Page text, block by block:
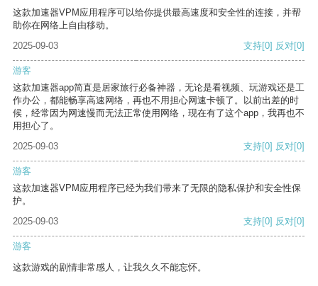
这款加速器VPM应用程序可以给你提供最高速度和安全性的连接，并帮
助你在网络上自由移动。
2025-09-03
支持[0] 反对[0]
游客
这款加速器app简直是居家旅行必备神器，无论是看视频、玩游戏还是工
作办公，都能畅享高速网络，再也不用担心网速卡顿了。以前出差的时
候，经常因为网速慢而无法正常使用网络，现在有了这个app，我再也不
用担心了。
2025-09-03
支持[0] 反对[0]
游客
这款加速器VPM应用程序已经为我们带来了无限的隐私保护和安全性保
护。
2025-09-03
支持[0] 反对[0]
游客
这款游戏的剧情非常感人，让我久久不能忘怀。